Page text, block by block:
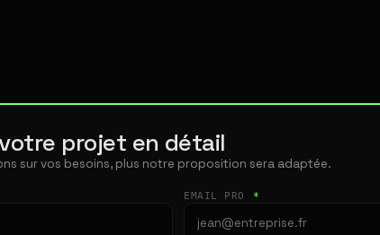
projet en détail
sur vos besoins, plus notre proposition sera adaptée.
EMAIL PRO *